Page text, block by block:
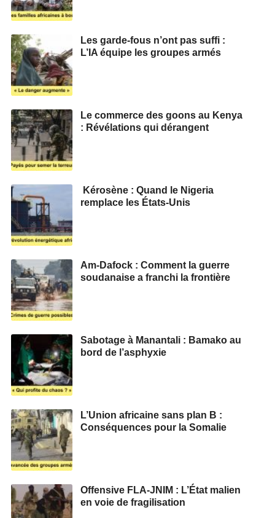
Les garde-fous n’ont pas suffi :
L’IA équipe les groupes armés
Le commerce des goons au Kenya
: Révélations qui dérangent
Kérosène : Quand le Nigeria
remplace les États-Unis
Am-Dafock : Comment la guerre
soudanaise a franchi la frontière
Sabotage à Manantali : Bamako au
bord de l’asphyxie
L’Union africaine sans plan B :
Conséquences pour la Somalie
Offensive FLA-JNIM : L’État malien
en voie de fragilisation